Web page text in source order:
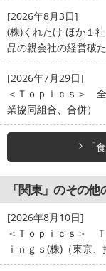
[2026年8月3日]
(株)くれたけ ほか１
品の親会社の経営破
[2026年7月29日]
＜Ｔｏｐｉｃｓ＞
業協同組合、合併）
「
「関東」のその他
[2026年8月10日]
＜Ｔｏｐｉｃｓ＞
ｉｎｇｓ(株)（東京